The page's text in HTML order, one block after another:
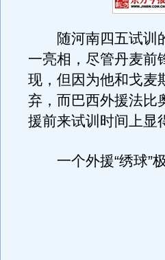
随河南四五试训的
一亮相，尽管丹麦前
现，但因为他和戈麦
弃，而巴西外援法比
援前来试训时间上显
一个外援“绣球”极